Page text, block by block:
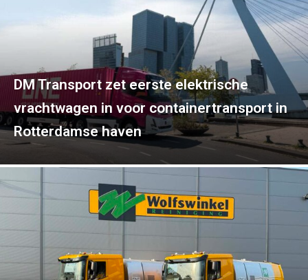
DM Transport zet eerste elektrische
vrachtwagen in voor containertransport in
Rotterdamse haven